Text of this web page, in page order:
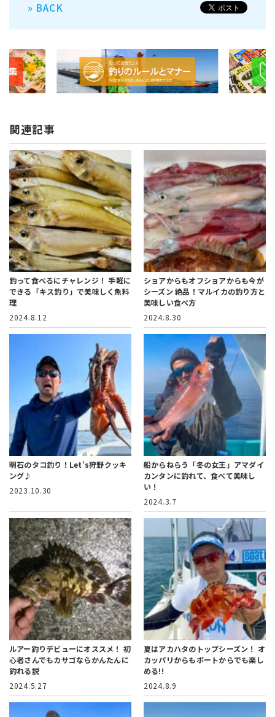
» BACK
関連記事
釣って食べるにチャレンジ！手軽に
できる「キス釣り」で美味しく魚料
理
2024.8.12
ショアからもオフショアからも今が
シーズン絶品！マルイカの釣り方と
美味しい食べ方
2024.8.30
明石のタコ釣り！Let’s狩野クッキ
ング♪
2023.10.30
船からねらう「冬の女王」アマダイ
カンタンに釣れて、食べて美味し
い！
2024.3.7
ルアー釣りデビューにオススメ！ 初
心者さんでもカサゴならかんたんに
釣れる説
2024.5.27
夏はアカハタのトップシーズン！ オ
カッパリからもボートからでも楽し
める!!
2024.8.9